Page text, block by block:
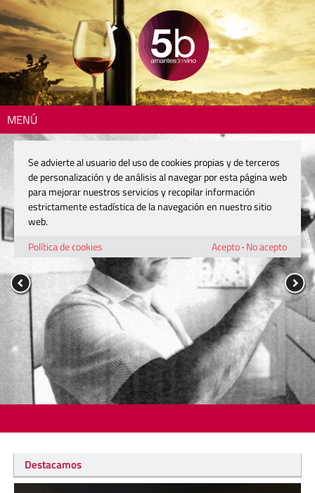
MENÚ
Destacamos
Se advierte al usuario del uso de cookies propias y de terceros
de personalización y de análisis al navegar por esta página web
para mejorar nuestros servicios y recopilar información
estrictamente estadística de la navegación en nuestro sitio
web.
Política de cookies
Acepto· No acepto